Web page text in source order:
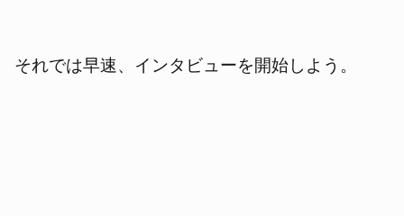
それでは早速、インタビューを開始しよう。